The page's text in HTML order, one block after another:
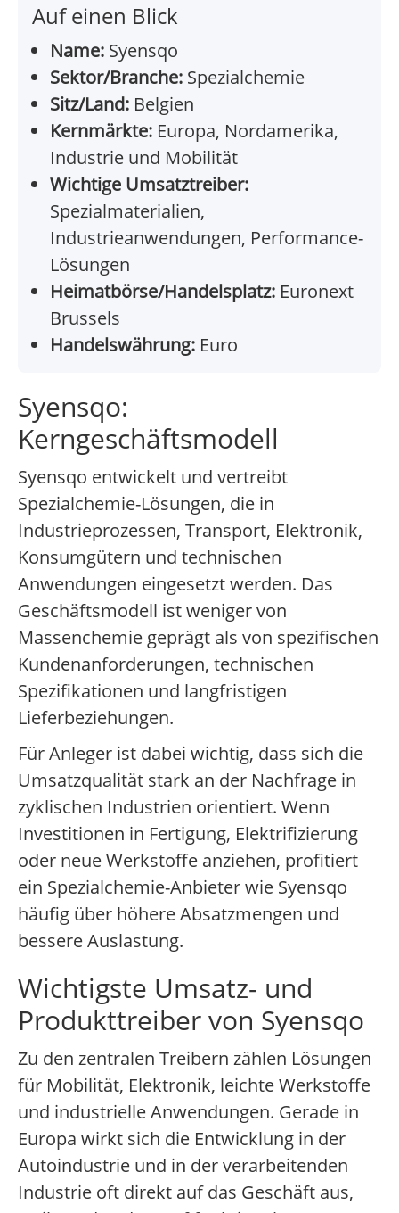
Auf einen Blick
Name: Syensqo
Sektor/Branche: Spezialchemie
Sitz/Land: Belgien
Kernmärkte: Europa, Nordamerika,
Industrie und Mobilität
Wichtige Umsatztreiber:
Spezialmaterialien,
Industrieanwendungen, Performance-
Lösungen
Heimatbörse/Handelsplatz: Euronext
Brussels
Handelswährung: Euro
Syensqo:
Kerngeschäftsmodell
Syensqo entwickelt und vertreibt
Spezialchemie-Lösungen, die in
Industrieprozessen, Transport, Elektronik,
Konsumgütern und technischen
Anwendungen eingesetzt werden. Das
Geschäftsmodell ist weniger von
Massenchemie geprägt als von spezifischen
Kundenanforderungen, technischen
Spezifikationen und langfristigen
Lieferbeziehungen.
Für Anleger ist dabei wichtig, dass sich die
Umsatzqualität stark an der Nachfrage in
zyklischen Industrien orientiert. Wenn
Investitionen in Fertigung, Elektrifizierung
oder neue Werkstoffe anziehen, profitiert
ein Spezialchemie-Anbieter wie Syensqo
häufig über höhere Absatzmengen und
bessere Auslastung.
Wichtigste Umsatz- und
Produkttreiber von Syensqo
Zu den zentralen Treibern zählen Lösungen
für Mobilität, Elektronik, leichte Werkstoffe
und industrielle Anwendungen. Gerade in
Europa wirkt sich die Entwicklung in der
Autoindustrie und in der verarbeitenden
Industrie oft direkt auf das Geschäft aus,